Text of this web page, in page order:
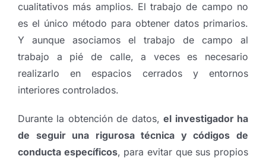
cualitativos más amplios. El trabajo de campo no
es el único método para obtener datos primarios.
Y aunque asociamos el trabajo de campo al
trabajo a pié de calle, a veces es necesario
realizarlo en espacios cerrados y entornos
interiores controlados.
Durante la obtención de datos,el investigador ha
de seguir una rigurosa técnica y códigos de
conducta específicos, para evitar que sus propios